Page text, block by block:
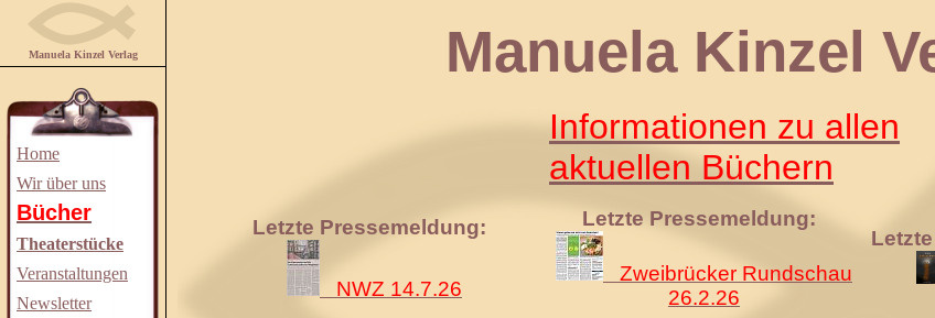
Manuela Kinzel Verlag
Home
Wir über uns
Bücher
Theaterstücke
Veranstaltungen
Newsletter
Manuela Kinzel
Informationen zu allen
aktuellen Büchern
Letzte Pressemeldung:
NWZ 14.7.26
Letzte Pressemeldung:
Zweibrücker Rundschau
26.2.26